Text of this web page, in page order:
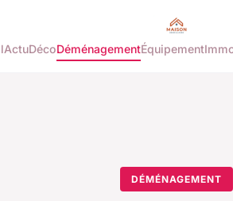
ActuDécoDéménagementÉquipement
DÉMÉNAGEMENT